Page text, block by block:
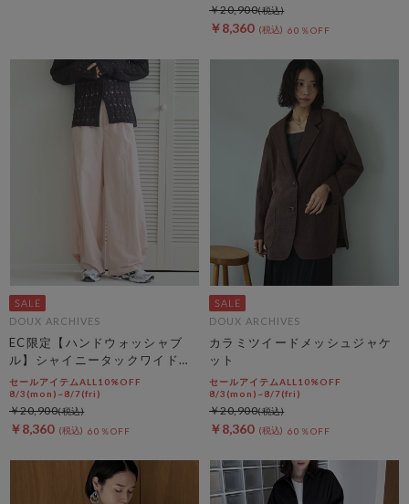
￥8,360 60％OFF
￥20,900
DOUX ARCHIVES
EC限定【ハンドウォッシャブ
ル】シャイニータックワイドパ
ンツ
セールアイテムALL10%OFF
8/3(mon)~8/7(fri)
￥8,360 60％OFF
￥20,900
DOUX ARCHIVES
カラミツイードメッシュジャケ
ット
セールアイテムALL10%OFF
8/3(mon)~8/7(fri)
￥8,360 60％OFF
￥20,900